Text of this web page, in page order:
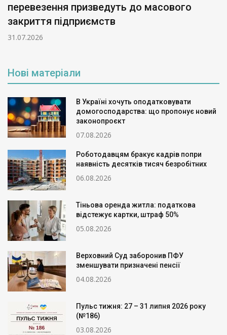
перевезення призведуть до масового
закриття підприємств
31.07.2026
Нові матеріали
В Україні хочуть оподатковувати
домогосподарства: що пропонує новий
законопроєкт
07.08.2026
Роботодавцям бракує кадрів попри
наявність десятків тисяч безробітних
06.08.2026
Тіньова оренда житла: податкова
відстежує картки, штраф 50%
05.08.2026
Верховний Суд заборонив ПФУ
зменшувати призначені пенсії
04.08.2026
Пульс тижня: 27 – 31 липня 2026 року
(№186)
03.08.2026